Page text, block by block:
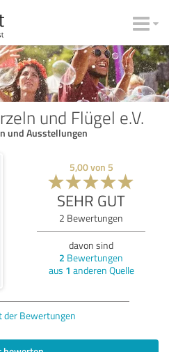
und Flügel e.V.
und Ausstellungen
5,00von 5
SEHR GUT
2 Bewertungen
davon sind
2 Bewertungen
aus 1 anderen Quelle
der Bewertungen